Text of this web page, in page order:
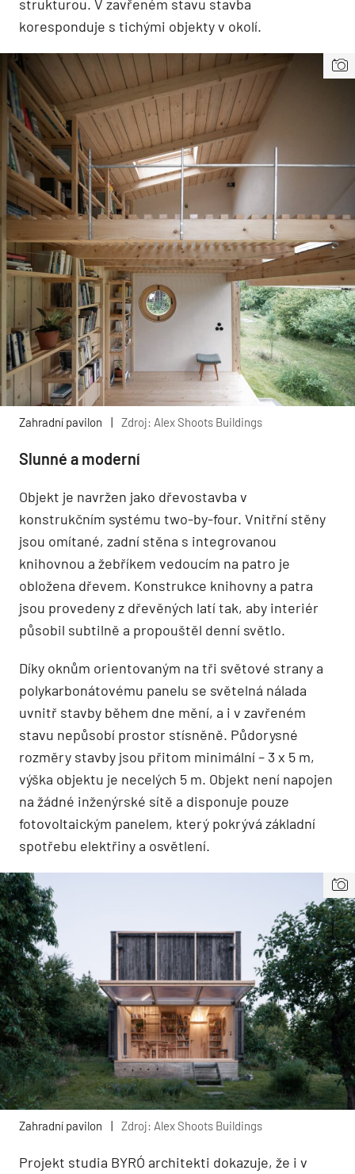
strukturou. V zavřeném stavu stavba
koresponduje s tichými objekty v okolí.
Zahradní pavilon | Zdroj: Alex Shoots Buildings
Slunné a moderní
Objekt je navržen jako dřevostavba v
konstrukčním systému two-by-four. Vnitřní stěny
jsou omítané, zadní stěna s integrovanou
knihovnou a žebříkem vedoucím na patro je
obložena dřevem. Konstrukce knihovny a patra
jsou provedeny z dřevěných latí tak, aby interiér
působil subtilně a propouštěl denní světlo.
Díky oknům orientovaným na tři světové strany a
polykarbonátovému panelu se světelná nálada
uvnitř stavby během dne mění, a i v zavřeném
stavu nepůsobí prostor stísněně. Půdorysné
rozměry stavby jsou přitom minimální – 3 x 5 m,
výška objektu je necelých 5 m. Objekt není napojen
na žádné inženýrské sítě a disponuje pouze
fotovoltaickým panelem, který pokrývá základní
spotřebu elektřiny a osvětlení.
Zahradní pavilon | Zdroj: Alex Shoots Buildings
Projekt studia BYRÓ architekti dokazuje, že i v